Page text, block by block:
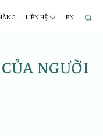
LIÊN HỆ EN
NGƯỜI